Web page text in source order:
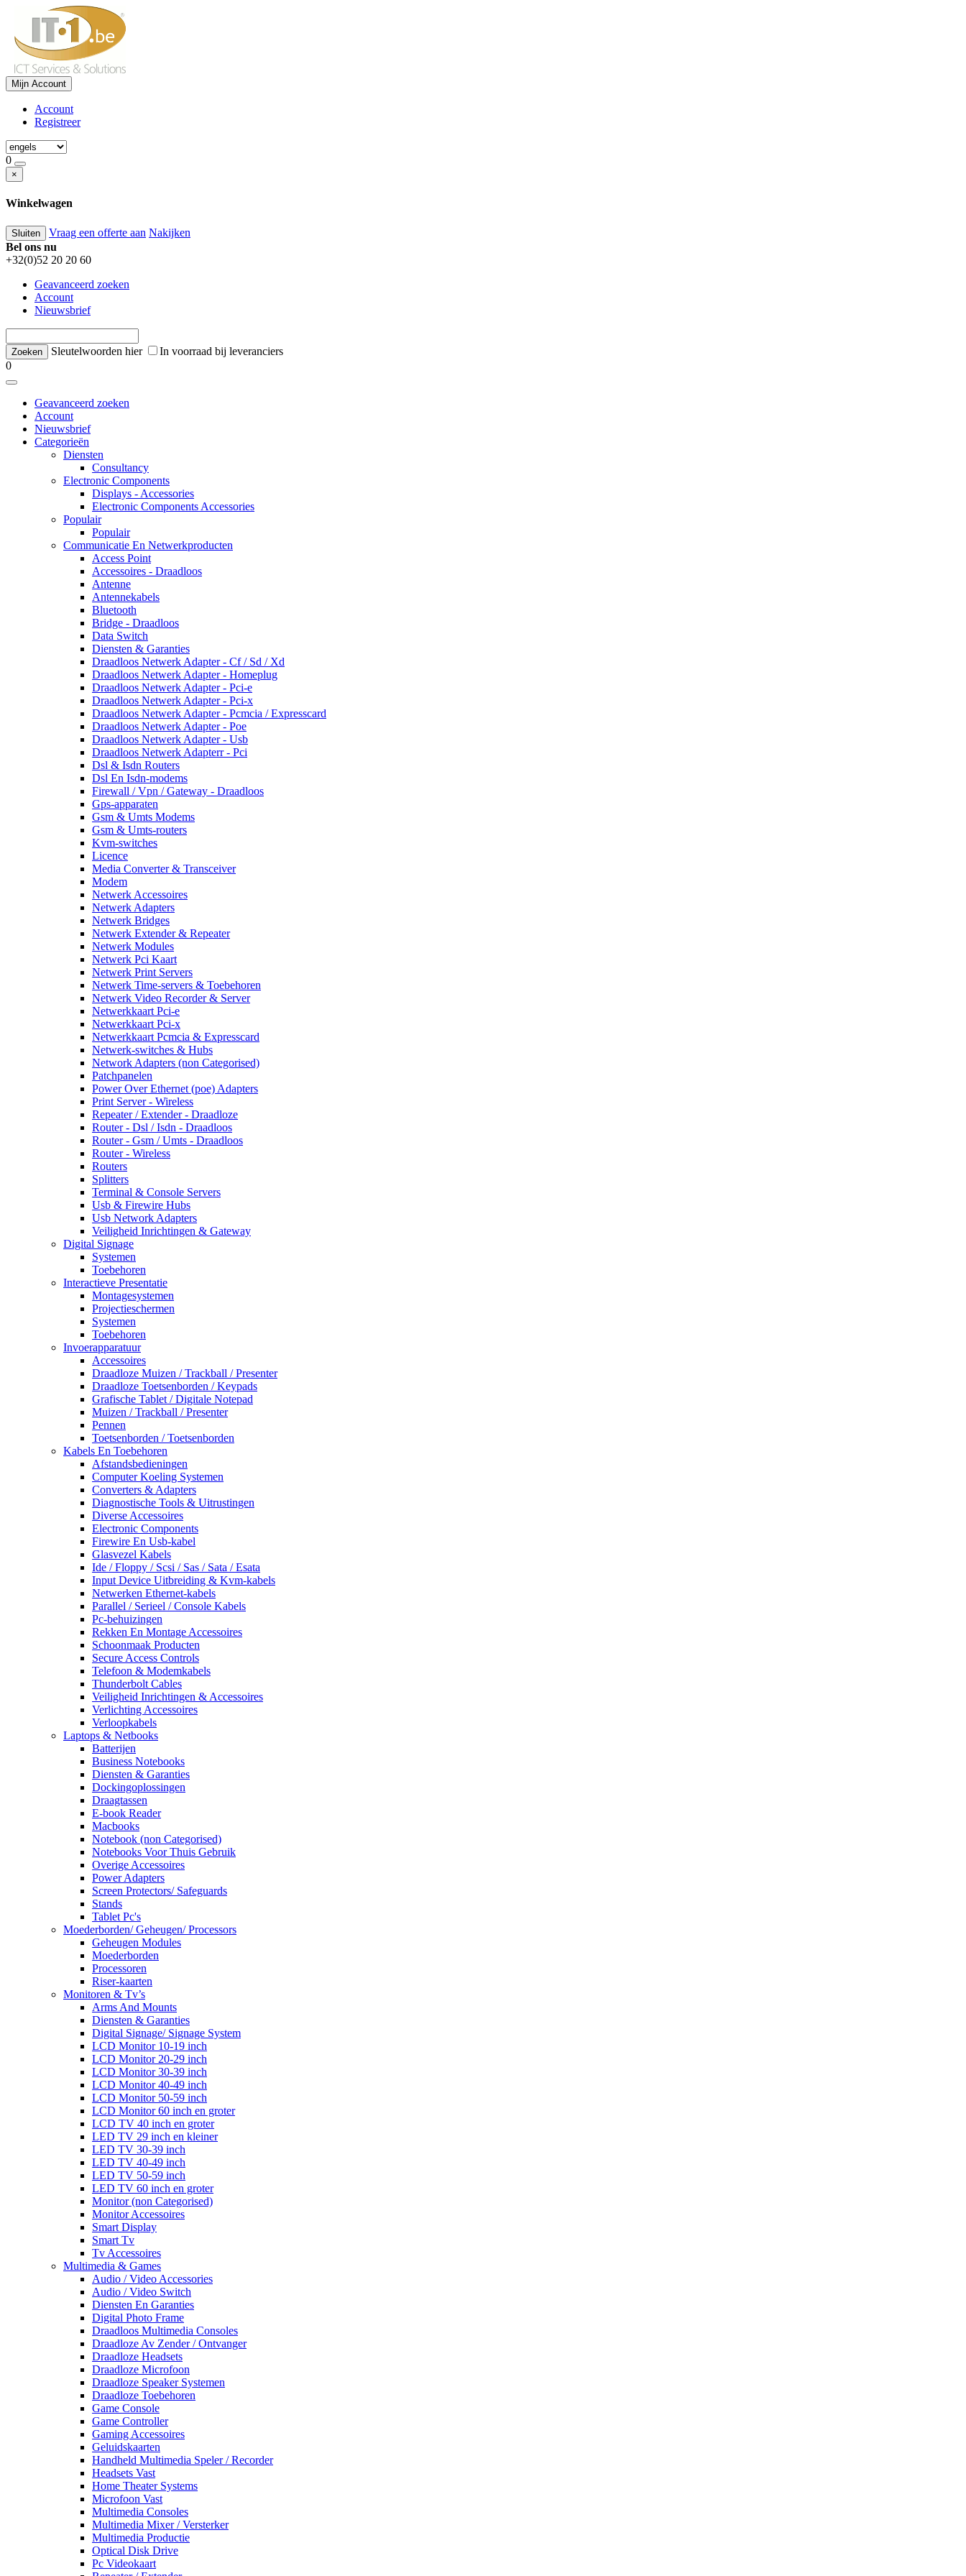
Mijn Account
Account
Registreer
0
×
Winkelwagen
Sluiten Vraag een offerte aan Nakijken
Bel ons nu
+32(0)52 20 20 60
Geavanceerd zoeken
Account
Nieuwsbrief
Sleutelwoorden hier
In voorraad bij leveranciers
0
Geavanceerd zoeken
Account
Nieuwsbrief
Categorieën
Diensten
Consultancy
Electronic Components
Displays - Accessories
Electronic Components Accessories
Populair
Populair
Communicatie En Netwerkproducten
Access Point
Accessoires - Draadloos
Antenne
Antennekabels
Bluetooth
Bridge - Draadloos
Data Switch
Diensten & Garanties
Draadloos Netwerk Adapter - Cf / Sd / Xd
Draadloos Netwerk Adapter - Homeplug
Draadloos Netwerk Adapter - Pci-e
Draadloos Netwerk Adapter - Pci-x
Draadloos Netwerk Adapter - Pcmcia / Expresscard
Draadloos Netwerk Adapter - Poe
Draadloos Netwerk Adapter - Usb
Draadloos Netwerk Adapterr - Pci
Dsl & Isdn Routers
Dsl En Isdn-modems
Firewall / Vpn / Gateway - Draadloos
Gps-apparaten
Gsm & Umts Modems
Gsm & Umts-routers
Kvm-switches
Licence
Media Converter & Transceiver
Modem
Netwerk Accessoires
Netwerk Adapters
Netwerk Bridges
Netwerk Extender & Repeater
Netwerk Modules
Netwerk Pci Kaart
Netwerk Print Servers
Netwerk Time-servers & Toebehoren
Netwerk Video Recorder & Server
Netwerkkaart Pci-e
Netwerkkaart Pci-x
Netwerkkaart Pcmcia & Expresscard
Netwerk-switches & Hubs
Network Adapters (non Categorised)
Patchpanelen
Power Over Ethernet (poe) Adapters
Print Server - Wireless
Repeater / Extender - Draadloze
Router - Dsl / Isdn - Draadloos
Router - Gsm / Umts - Draadloos
Router - Wireless
Routers
Splitters
Terminal & Console Servers
Usb & Firewire Hubs
Usb Network Adapters
Veiligheid Inrichtingen & Gateway
Digital Signage
Systemen
Toebehoren
Interactieve Presentatie
Montagesystemen
Projectieschermen
Systemen
Toebehoren
Invoerapparatuur
Accessoires
Draadloze Muizen / Trackball / Presenter
Draadloze Toetsenborden / Keypads
Grafische Tablet / Digitale Notepad
Muizen / Trackball / Presenter
Pennen
Toetsenborden / Toetsenborden
Kabels En Toebehoren
Afstandsbedieningen
Computer Koeling Systemen
Converters & Adapters
Diagnostische Tools & Uitrustingen
Diverse Accessoires
Electronic Components
Firewire En Usb-kabel
Glasvezel Kabels
Ide / Floppy / Scsi / Sas / Sata / Esata
Input Device Uitbreiding & Kvm-kabels
Netwerken Ethernet-kabels
Parallel / Serieel / Console Kabels
Pc-behuizingen
Rekken En Montage Accessoires
Schoonmaak Producten
Secure Access Controls
Telefoon & Modemkabels
Thunderbolt Cables
Veiligheid Inrichtingen & Accessoires
Verlichting Accessoires
Verloopkabels
Laptops & Netbooks
Batterijen
Business Notebooks
Diensten & Garanties
Dockingoplossingen
Draagtassen
E-book Reader
Macbooks
Notebook (non Categorised)
Notebooks Voor Thuis Gebruik
Overige Accessoires
Power Adapters
Screen Protectors/ Safeguards
Stands
Tablet Pc's
Moederborden/ Geheugen/ Processors
Geheugen Modules
Moederborden
Processoren
Riser-kaarten
Monitoren & Tv’s
Arms And Mounts
Diensten & Garanties
Digital Signage/ Signage System
LCD Monitor 10-19 inch
LCD Monitor 20-29 inch
LCD Monitor 30-39 inch
LCD Monitor 40-49 inch
LCD Monitor 50-59 inch
LCD Monitor 60 inch en groter
LCD TV 40 inch en groter
LED TV 29 inch en kleiner
LED TV 30-39 inch
LED TV 40-49 inch
LED TV 50-59 inch
LED TV 60 inch en groter
Monitor (non Categorised)
Monitor Accessoires
Smart Display
Smart Tv
Tv Accessoires
Multimedia & Games
Audio / Video Accessories
Audio / Video Switch
Diensten En Garanties
Digital Photo Frame
Draadloos Multimedia Consoles
Draadloze Av Zender / Ontvanger
Draadloze Headsets
Draadloze Microfoon
Draadloze Speaker Systemen
Draadloze Toebehoren
Game Console
Game Controller
Gaming Accessoires
Geluidskaarten
Handheld Multimedia Speler / Recorder
Headsets Vast
Home Theater Systems
Microfoon Vast
Multimedia Consoles
Multimedia Mixer / Versterker
Multimedia Productie
Optical Disk Drive
Pc Videokaart